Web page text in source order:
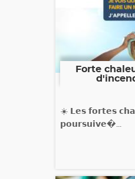
Forte
☀️ 𝗟𝗲𝘀 𝗳𝗼𝗿𝘁𝗲𝘀
𝗽𝗼𝘂𝗿𝘀𝘂𝗶𝘃𝗲�...